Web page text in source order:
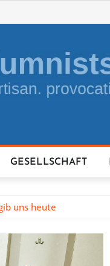
GESELLSCHAFT
uns heute